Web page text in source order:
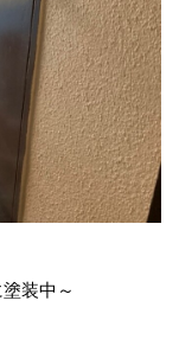
装中～